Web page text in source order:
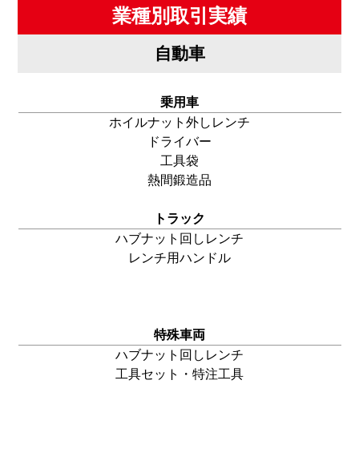
業種別取引実績
自動車
乗用車
ホイルナット外し レンチ
ドライバー
工具袋
熱間鍛造品
トラック
ハブナット回し レンチ
レンチ用ハンドル
特殊車両
ハブナット回し レンチ
工具セット・特注工具